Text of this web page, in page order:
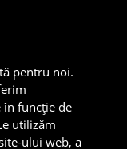
pentru noi.
în funcţie de
utilizăm
ului web, a